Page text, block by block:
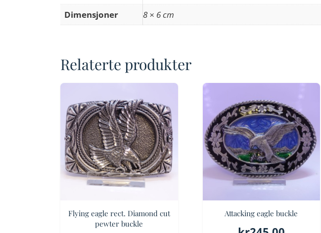
Dimensjoner
8 × 6 cm
Relaterte produkter
Flying eagle rect. Diamond cut
pewter buckle
Attacking eagle buckle